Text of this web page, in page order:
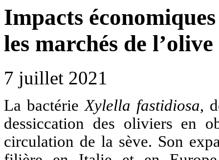
Impacts
les marchés de l’olive
7 juillet 2021
La bactérieXylella fastidiosa,
dessiccation des oliviers en
circulation de la sève. Son